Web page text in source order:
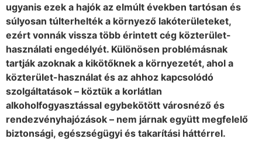
ugyanis ezek a hajók az elmúlt években tartósan és
súlyosan túlterhelték a környező lakóterületeket,
ezért vonnák vissza több érintett cég közterület-
használati engedélyét. Különösen problémásnak
tartják azoknak a kikötőknek a környezetét, ahol a
közterület-használat és az ahhoz kapcsolódó
szolgáltatások – köztük a korlátlan
alkoholfogyasztással egybekötött városnéző és
rendezvényhajózások – nem járnak együtt megfelelő
biztonsági, egészségügyi és takarítási háttérrel.